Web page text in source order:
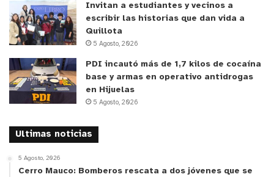
Invitan a estudiantes y vecinos a
escribir las historias que dan vida a
Quillota
5 Agosto, 2026
PDI incautó más de 1,7 kilos de cocaína
base y armas en operativo antidrogas
en Hijuelas
5 Agosto, 2026
Ultimas noticias
5 Agosto, 2026
Cerro Mauco: Bomberos rescata a dos jóvenes que se